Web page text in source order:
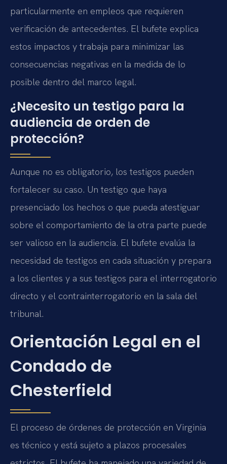
particularmente en empleos que requieren
verificación de antecedentes. El bufete explica
estos impactos y trabaja para minimizar las
consecuencias negativas en la medida de lo
posible dentro del marco legal.
¿Necesito un testigo para la
audiencia de orden de
protección?
Aunque no es obligatorio, los testigos pueden
fortalecer su caso. Un testigo que haya
presenciado los hechos o que pueda atestiguar
sobre el comportamiento de la otra parte puede
ser valioso en la audiencia. El bufete evalúa la
necesidad de testigos en cada situación y prepara
a los clientes y a sus testigos para el interrogatorio
directo y el contrainterrogatorio en la sala del
tribunal.
Orientación Legal en el
Condado de
Chesterfield
El proceso de órdenes de protección en Virginia
es técnico y está sujeto a plazos procesales